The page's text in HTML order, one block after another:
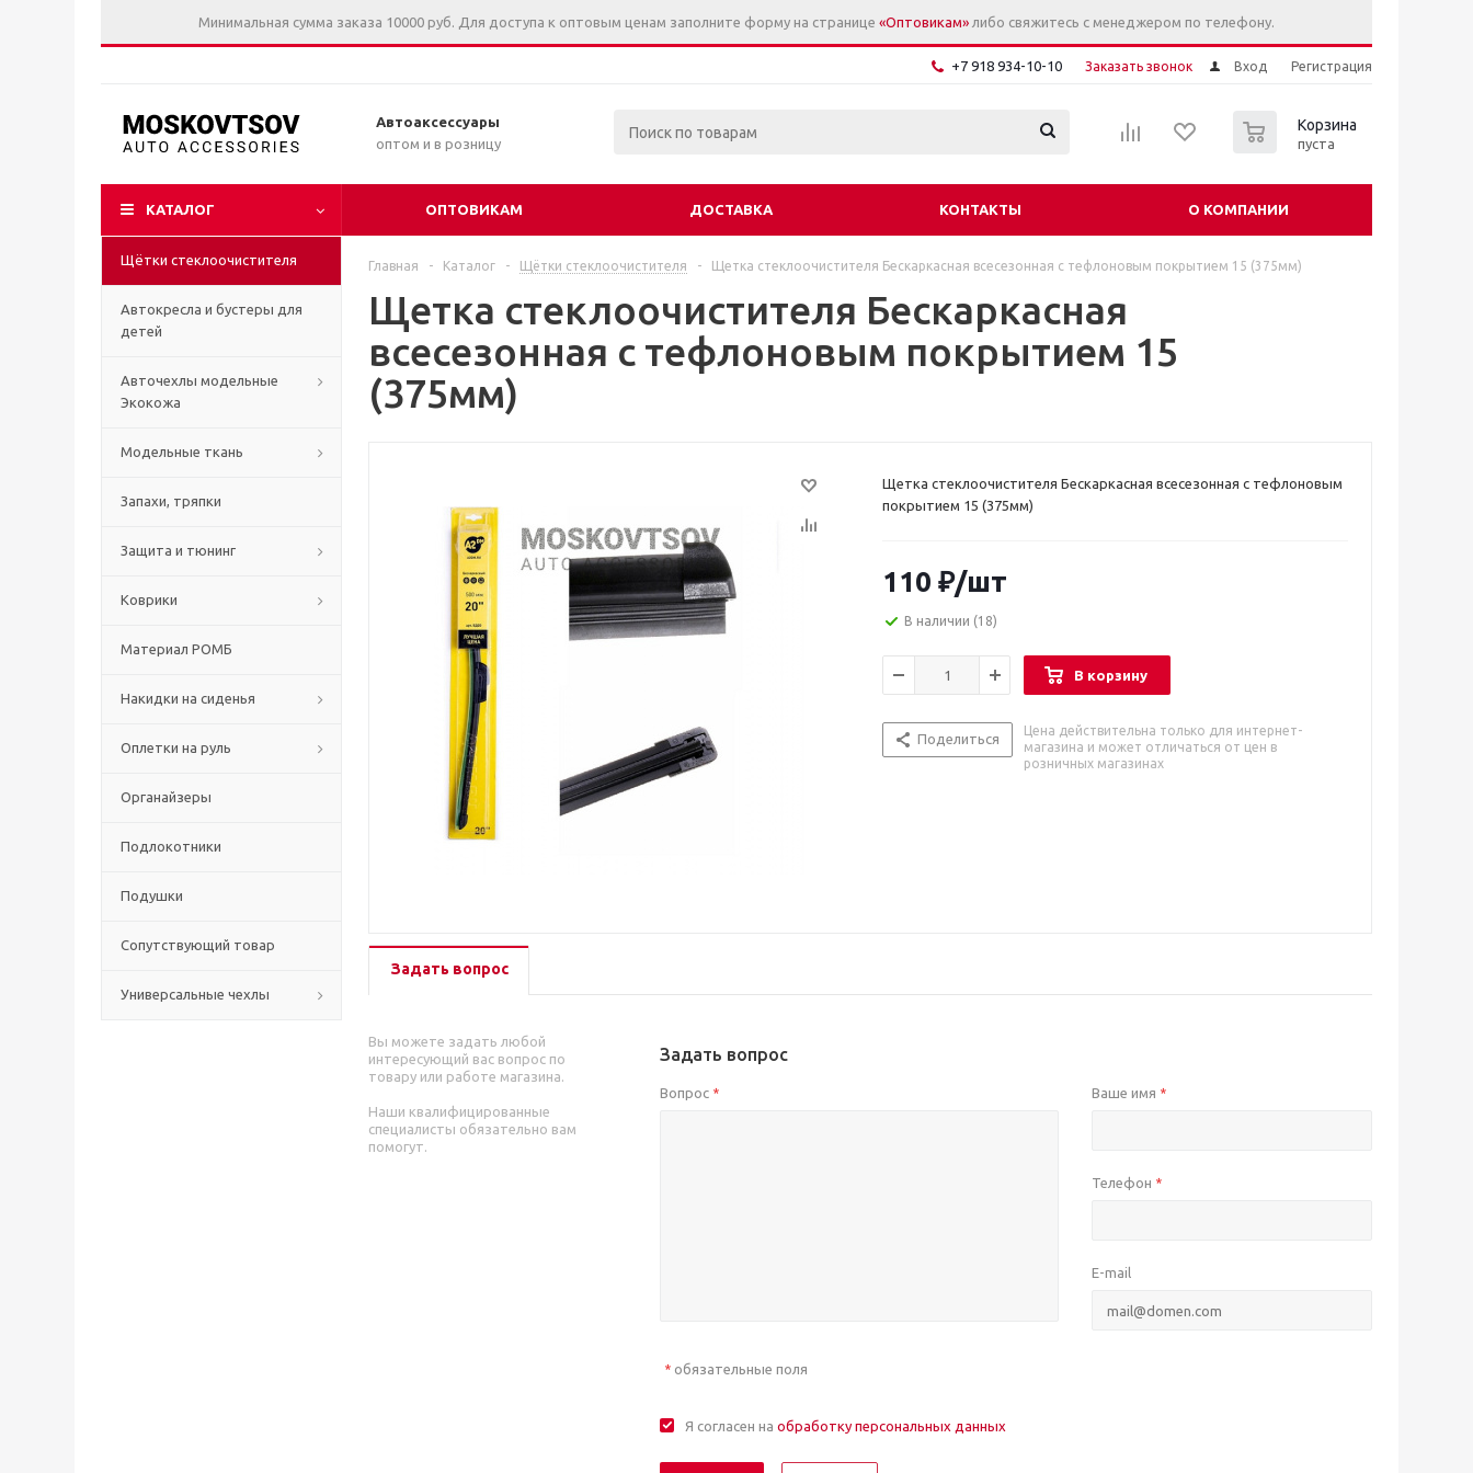
Минимальная сумма заказа 10000 руб. Для доступа к оптовым ценам заполните форму на странице «Оптовикам» либо свяжитесь с менеджером по телефону.
Вход Регистрация
+7 918 934-10-10 Заказать звонок
Автоаксессуары
оптом и в розницу
Корзина
пуста
КАТАЛОГ ОПТОВИКАМ ДОСТАВКА КОНТАКТЫ О КОМПАНИИ
Щётки стеклоочистителя
Автокресла и бустеры для
детей
Авточехлы модельные
Экокожа
Модельные ткань
Запахи, тряпки
Защита и тюнинг
Коврики
Материал РОМБ
Накидки на сиденья
Оплетки на руль
Органайзеры
Подлокотники
Подушки
Сопутствующий товар
Универсальные чехлы
Главная - Каталог - Щётки стеклоочистителя - Щетка стеклоочистителя Бескаркасная всесезонная с тефлоновым покрытием 15 (375мм)
Щетка стеклоочистителя Бескаркасная
всесезонная с тефлоновым покрытием 15
(375мм)
Щетка стеклоочистителя Бескаркасная всесезонная с тефлоновым
покрытием 15 (375мм)
110 ₽/шт
В наличии (18)
В корзину
Поделиться
Цена действительна только для интернет-
магазина и может отличаться от цен в
розничных магазинах
Задать вопрос
Вы можете задать любой
интересующий вас вопрос по
товару или работе магазина.
Наши квалифицированные
специалисты обязательно вам
помогут.
Задать вопрос
Вопрос * Ваше имя *
Телефон *
E-mail
*обязательные поля
Я согласен на обработку персональных данных